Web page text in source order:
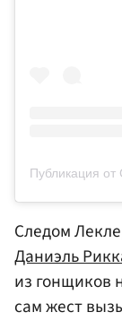
Публикация
Следом
Даниэль
из гонщиков
сам жест